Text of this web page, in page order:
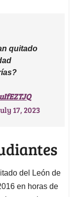
quitado
17, 2023
del León de
en horas de